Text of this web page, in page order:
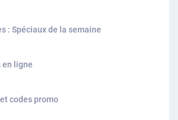
: Spéciaux de la semaine
en ligne
codes promo